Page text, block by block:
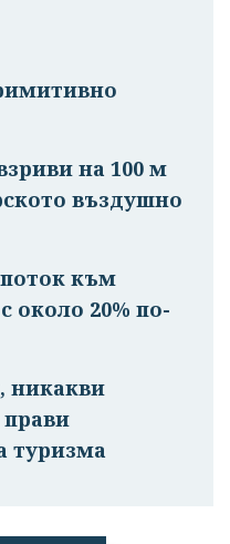
на 100 м
въздушно
към
около 20% по-
никакви
прави
туризма